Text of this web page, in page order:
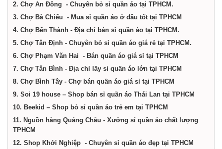
tại
Thành
phố
Chí
2. Chợ An Đông - Chuyên bỏ sỉ quần áo tại TPHCM.
3. Chợ Bà Chiểu - Mua sỉ quần áo ở đâu tốt tại TPHCM
4. Chợ Bến Thành - Địa chỉ bán sỉ quần áo tại TPHCM.
5. Chợ Tân Định - Chuyên bỏ sỉ quần áo giá rẻ tại TPHCM.
6. Chợ Phạm Văn Hai - Bán quần áo giá sỉ tại TPHCM
7. Chợ Tân Bình - Địa chỉ lấy sỉ quần áo lớn tại TPHCM
8. Chợ Bình Tây - Chợ bán quần áo giá sỉ tại TPHCM
9. Soi 19 house – Shop bán sỉ quần áo Thái Lan tại TPHCM
10. Beekid – Shop bỏ sỉ quần áo trẻ em tại TPHCM
11. Nguồn hàng Quảng Châu - Xưởng sỉ quần áo chất lượng
TPHCM
12. Shop Khởi Nghiệp - Chuyên sỉ quần áo đẹp tại TPHCM